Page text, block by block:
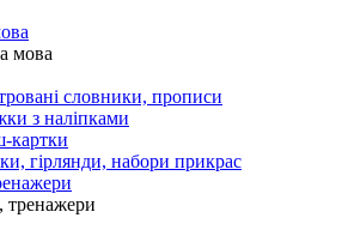
мова
словники, прописи
з наліпками
картки
гірлянди, набори прикрас
тренажери